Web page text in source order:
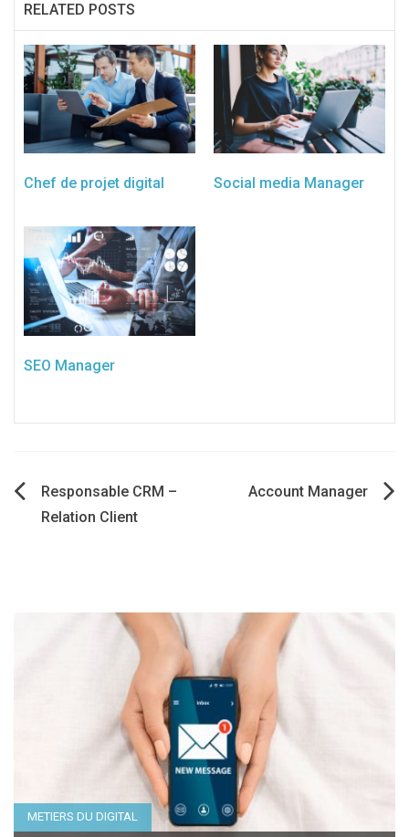
RELATED POSTS
Chef de projet digital Social media Manager
SEO Manager
Navigation
Responsable CRM –
Relation Client
Account Manager
METIERS DU DIGITAL